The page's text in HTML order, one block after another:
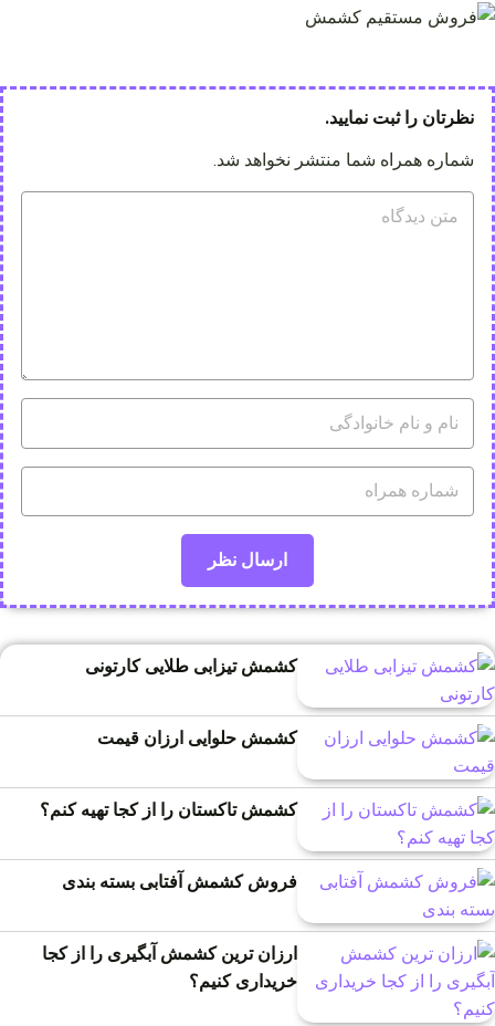
نظرتان را ثبت نمایید.
شماره همراه شما منتشر نخواهد شد.
کشمش تیزابی طلایی کارتونی
کشمش حلوایی ارزان قیمت
کشمش تاکستان را از کجا تهیه کنم؟
فروش کشمش آفتابی بسته بندی
ارزان ترین کشمش آبگیری را از کجا
خریداری کنیم؟